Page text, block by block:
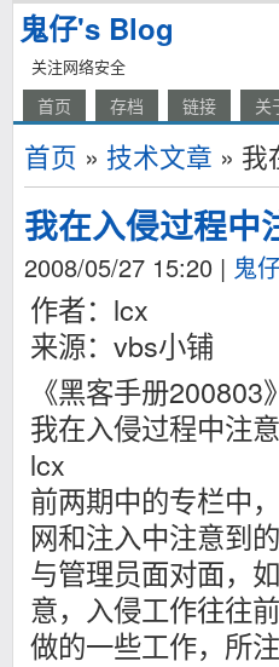
鬼仔's Blog
关注网络安全
首页 存档 链接 关
首页 » 技术文章 » 我
我在入侵过程中
2008/05/27 15:20 | 鬼
作者：lcx
来源：vbs小铺
《黑客手册200803》
我在入侵过程中注
lcx
前两期中的专栏中
网和注入中注意到
与管理员面对面，
意，入侵工作往往
做的一些工作，所